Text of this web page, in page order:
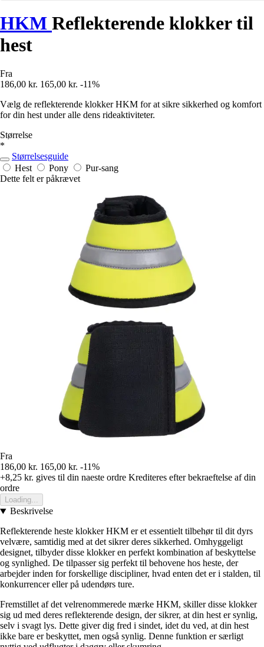
HKM Reflekterende klokker til
hest
Fra
186,00 kr. 165,00 kr. -11%
Vælg de reflekterende klokker HKM for at sikre sikkerhed og komfort
for din hest under alle dens rideaktiviteter.
Størrelse
*
Størrelsesguide
Hest
Pony
Pur-sang
Dette felt er påkrævet
Fra
186,00 kr. 165,00 kr. -11%
+8,25 kr. gives til din naeste ordre Krediteres efter bekraeftelse af din
ordre
Loading...
Beskrivelse
Reflekterende heste klokker HKM er et essentielt tilbehør til dit dyrs
velvære, samtidig med at det sikrer deres sikkerhed. Omhyggeligt
designet, tilbyder disse klokker en perfekt kombination af beskyttelse
og synlighed. De tilpasser sig perfekt til behovene hos heste, der
arbejder inden for forskellige discipliner, hvad enten det er i stalden, til
konkurrencer eller på udendørs ture.
Fremstillet af det velrenommerede mærke HKM, skiller disse klokker
sig ud med deres reflekterende design, der sikrer, at din hest er synlig,
selv i svagt lys. Dette giver dig fred i sindet, idet du ved, at din hest
ikke bare er beskyttet, men også synlig. Denne funktion er særligt